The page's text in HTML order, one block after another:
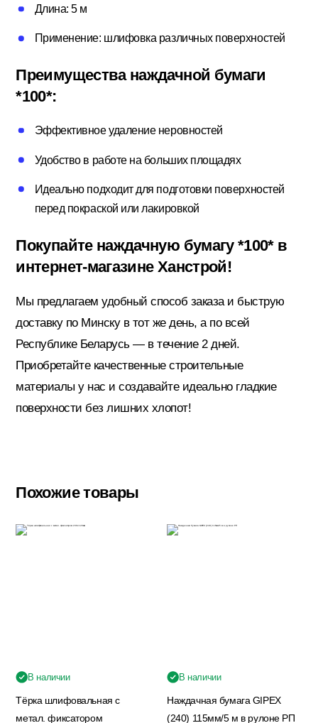
Стеклохолст; Клей для обоев
Строительный инструмент
Уголки; маяки
Утеплители и комплектующие
Электрика
Длина: 5 м
Применение: шлифовка различных поверхностей
Преимущества наждачной бумаги
*100*:
Эффективное удаление неровностей
Удобство в работе на больших площадях
Идеально подходит для подготовки поверхностей
перед покраской или лакировкой
Покупайте наждачную бумагу *100* в
интернет-магазине Ханстрой!
Мы предлагаем удобный способ заказа и быструю
доставку по Минску в тот же день, а по всей
Республике Беларусь — в течение 2 дней.
Приобретайте качественные строительные
материалы у нас и создавайте идеально гладкие
поверхности без лишних хлопот!
Похожие товары
В наличии
Тёрка шлифовальная с
метал. фиксатором
В наличии
Наждачная бумага GIPEX
(240) 115мм/5 м в рулоне РП